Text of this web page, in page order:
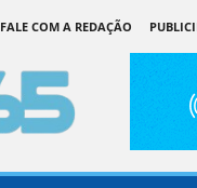
FALE COM A REDAÇÃO